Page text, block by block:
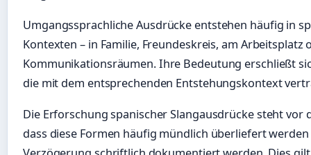
Umgangssprachliche Ausdrücke entstehen häufig in
Kontexten – in Familie, Freundeskreis, am Arbeitsplatz
Kommunikationsräumen. Ihre Bedeutung erschließt
die mit dem entsprechenden Entstehungskontext
Die Erforschung spanischer Slangausdrücke steht vor
dass diese Formen häufig mündlich überliefert